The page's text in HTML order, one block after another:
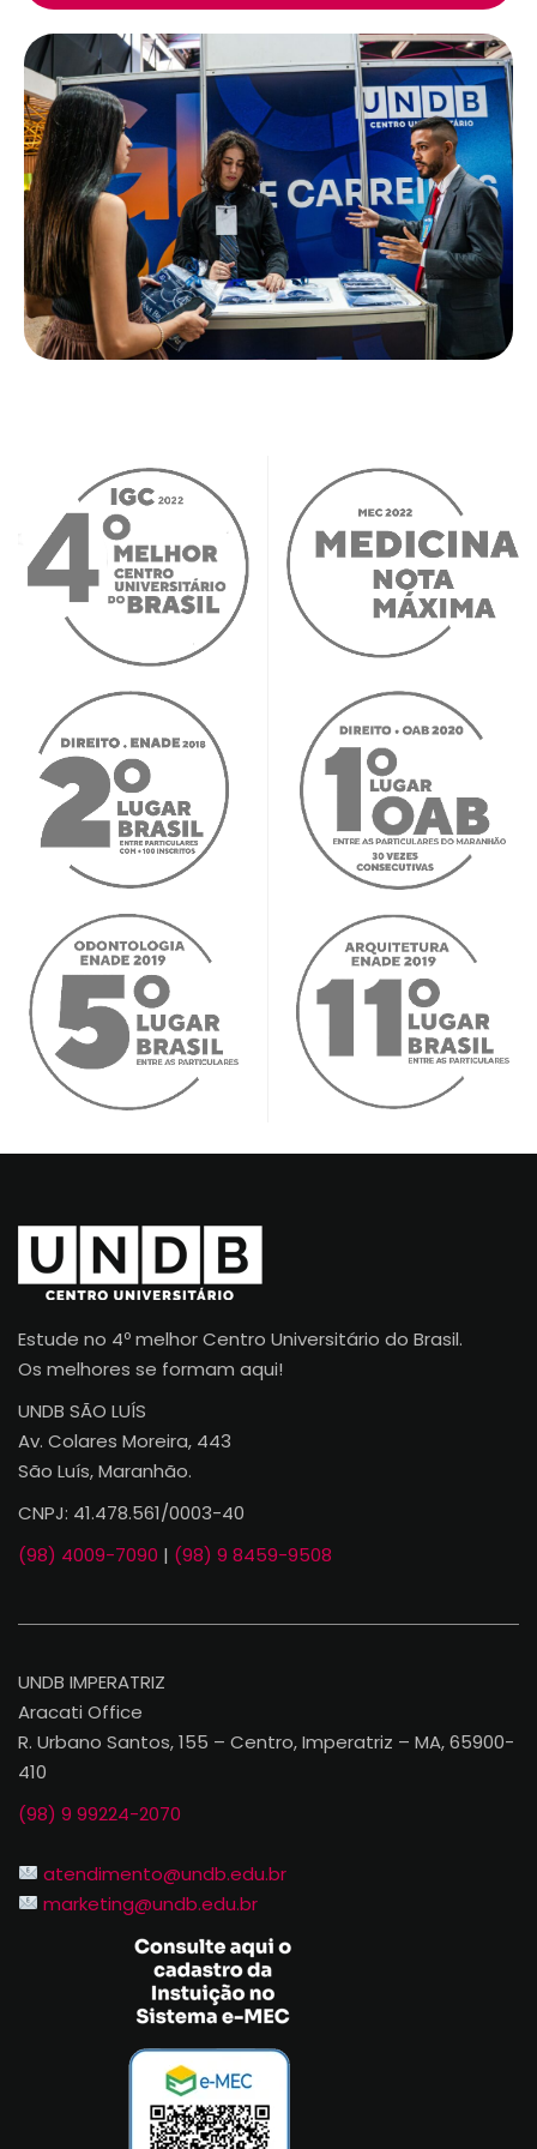
entrevistas e preparação profissional.
Yasmin Nascimento
Egressa Psicologia
Quando ouvi falar do TEIA logo no início da
trabalho. Todo semestre atualizava meu
cadastro, até que, em fevereiro de 2025,
entraram em contato comigo sobre uma
ótima oportunidade no Colégio Dom
Bosco. A entrevista deu certo, e conquistei
o estágio onde estou hoje. O TEIA foi
essencial nesse processo, me conectando
diretamente às empresas e abrindo
portas para minha carreira profissional
Isabela Maria Cardoso
Engenharia de Software
No IEL, nos preocupamos em oferecer
oportunidades de estágio que realmente
estudantes. A parceria com o TEIA da
processo, pois garante que os alunos
sejam acompanhados de perto e
encaminhados para experiências que
conseguimos conectar os jovens ao
mercado de trabalho de forma mais
humana e responsável.
Recrutamento e Seleção
Desde o primeiro contato, o núcleo me
meus interesses e objetivos. Minha
maravilhosa e superou todas as minhas
expectativas! Estou aprendendo muito,
colocando em prática tudo o que vejo na
sala de aula e, principalmente, criando
conexões com pessoas incríveis que me
TEIA por abrir essa porta e por me
mostrar que é possível dar os primeiros
passos na carreira de forma segura e
Estude no 4º melhor Centro Universitário do Brasil.
Os melhores se formam aqui!
UNDB SÃO LUÍS
Av. Colares Moreira, 443
São Luís, Maranhão.
CNPJ: 41.478.561/0003-40
(98) 4009-7090 | (98) 9 8459-9508
UNDB IMPERATRIZ
Aracati Office
R. Urbano Santos, 155 – Centro, Imperatriz – MA, 65900-
410
(98) 9 99224-2070
atendimento@undb.edu.br
marketing@undb.edu.br